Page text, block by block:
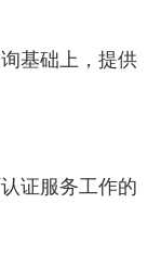
基础上，提供
证服务工作的